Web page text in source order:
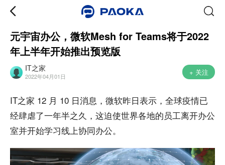
元宇宙办公，微软Mesh for Teams将于2022
年上半年开始推出预览版
IT之家
2022年04月01日 + 关注
IT之家 12 月 10 日消息，微软昨日表示，全球疫情已
经肆虐了一年半之久，这迫使世界各地的员工离开办公
室并开始学习线上协同办公。